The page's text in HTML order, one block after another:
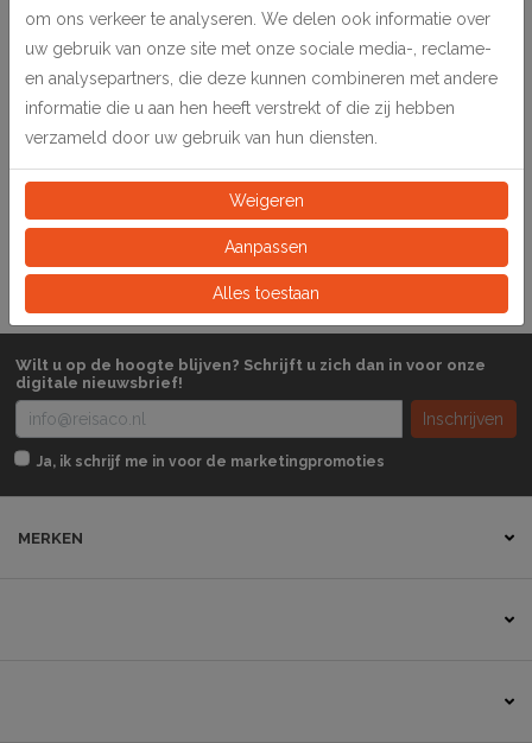
Set bestaat uit een plat aluminium onder- en bovenprofiel met
kliksysteem, compleet met eindkappen en ophangogen.
Specificaties
137510
Wilt u op de hoogte blijven? Schrijft u zich dan in voor onze
digitale nieuwsbrief!
Inschrijven
Ja, ik schrijf me in voor de marketingpromoties
MERKEN
om ons verkeer te analyseren. We delen ook informatie over
uw gebruik van onze site met onze sociale media-, reclame-
en analysepartners, die deze kunnen combineren met andere
informatie die u aan hen heeft verstrekt of die zij hebben
verzameld door uw gebruik van hun diensten.
Weigeren
Aanpassen
Alles toestaan